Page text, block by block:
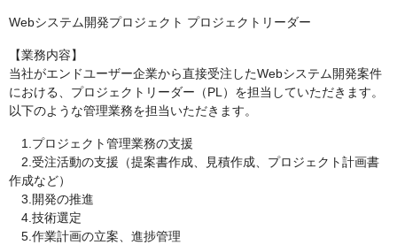
Webシステム開発プロジェクト プロジェクトリーダー
【業務内容】
当社がエンドユーザー企業から直接受注したWebシステム開発案件
における、プロジェクトリーダー（PL）を担当していただきます。
以下のような管理業務を担当いただきます。
1.プロジェクト管理業務の支援
2.受注活動の支援（提案書作成、見積作成、プロジェクト計画書
作成など）
3.開発の推進
4.技術選定
5.作業計画の立案、進捗管理